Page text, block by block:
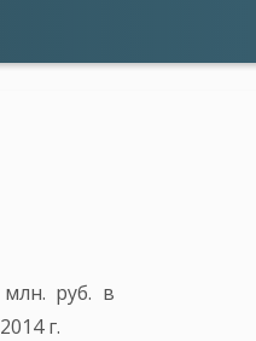
руб. в
г.